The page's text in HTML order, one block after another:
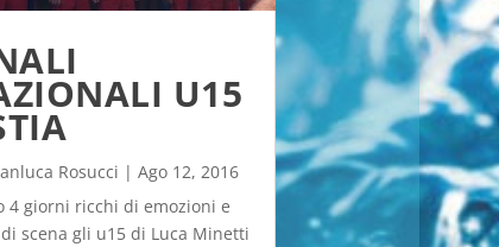
U15
Rosucci | Ago 12, 2016
4 giorni ricchi di emozioni e
scena gli u15 di Luca Minetti